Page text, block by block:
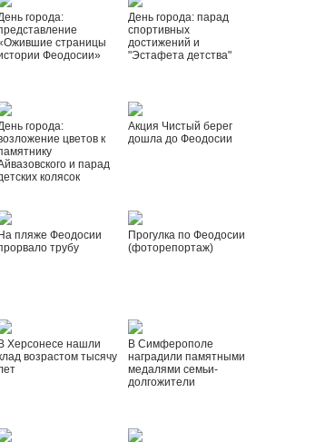
города:
страницы
Феодосии»
День города: парад
спортивных
достижений и
"Эстафета детства"
города:
цветов к
и парад
колясок
Акция Чистый берег
дошла до Феодосии
На пляже Феодосии
трубу
Прогулка по Феодосии
(фоторепортаж)
В Херсонесе нашли
возрастом тысячу
В Симферополе
наградили памятными
медалями семьи-
долгожители